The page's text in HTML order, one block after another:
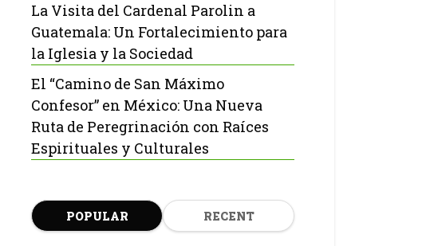
La Visita del Cardenal Parolin a
Guatemala: Un Fortalecimiento para
la Iglesia y la Sociedad
El “Camino de San Máximo
Confesor” en México: Una Nueva
Ruta de Peregrinación con Raíces
Espirituales y Culturales
POPULAR RECENT